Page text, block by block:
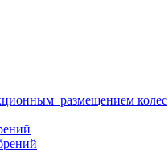
размещением колес